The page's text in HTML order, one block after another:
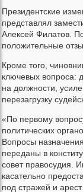
Президентские
представлял
Алексей Филатов.
положительные
Кроме того,
ключевых вопроса:
на должности,
перезагрузку
«По первому
политических
Вопросы
переданы в
совет правосудия.
касательно
под стражей и